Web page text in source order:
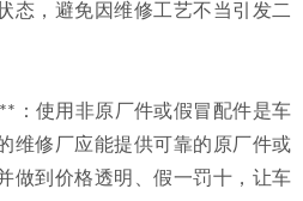
态，避免因维修工艺不当引发二
：使用非原厂件或假冒配件是车
维修厂应能提供可靠的原厂件或
做到价格透明、假一罚十，让车